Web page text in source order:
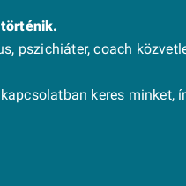
pszichiáter, coach
keres minket,